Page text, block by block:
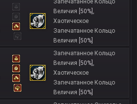
Запечатанное Кольцо
Величия [50%] ,
Хаотическое
Запечатанное Кольцо
Величия [50%]
Запечатанное Кольцо
Величия [50%] ,
Хаотическое
Запечатанное Кольцо
Величия [50%]